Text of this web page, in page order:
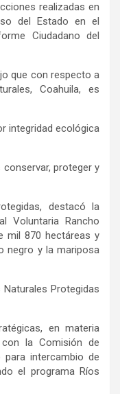
realizadas en
del Estado en el
Ciudadano del
que con respecto a
Coahuila, es
integridad ecológica
proteger y
destacó la
Voluntaria Rancho
mil 870 hectáreas y
negro y la mariposa
Protegidas
en materia
la Comisión de
para intercambio de
el programa Ríos